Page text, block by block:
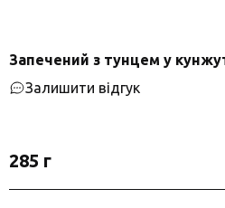
Запечений з тунцем у
Залишити відгук
285 г